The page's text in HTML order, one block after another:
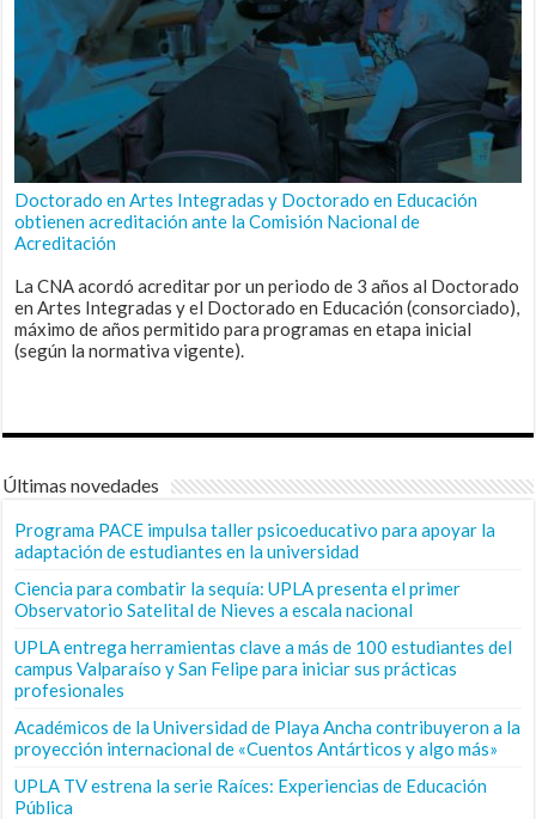
Doctorado en Artes Integradas y Doctorado en Educación
obtienen acreditación ante la Comisión Nacional de
Acreditación
La CNA acordó acreditar por un periodo de 3 años al Doctorado
en Artes Integradas y el Doctorado en Educación (consorciado),
máximo de años permitido para programas en etapa inicial
(según la normativa vigente).
Últimas novedades
Programa PACE impulsa taller psicoeducativo para apoyar la
adaptación de estudiantes en la universidad
Ciencia para combatir la sequía: UPLA presenta el primer
Observatorio Satelital de Nieves a escala nacional
UPLA entrega herramientas clave a más de 100 estudiantes del
campus Valparaíso y San Felipe para iniciar sus prácticas
profesionales
Académicos de la Universidad de Playa Ancha contribuyeron a la
proyección internacional de «Cuentos Antárticos y algo más»
UPLA TV estrena la serie Raíces: Experiencias de Educación
Pública